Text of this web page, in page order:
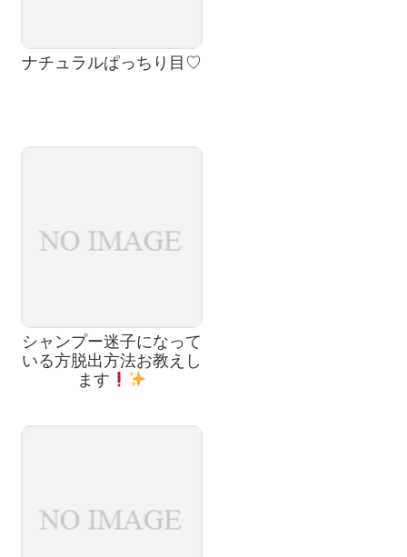
ナチュラルぱっちり目♡
シャンプー迷子になって
いる方脱出方法お教えし
ます